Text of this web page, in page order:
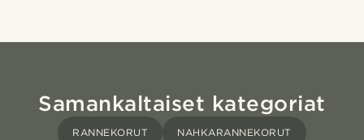
Samankaltaiset kategoriat
RANNEKORUT NAHKARANNEKORUT